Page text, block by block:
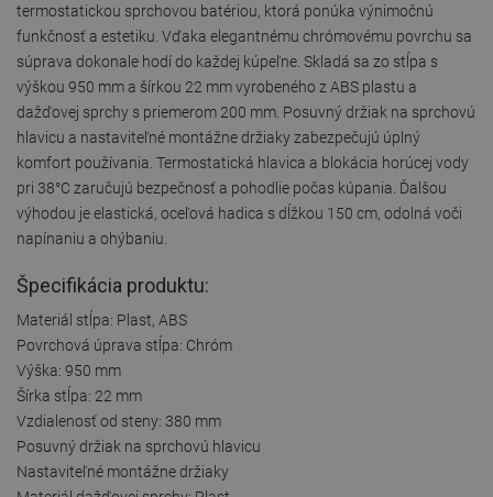
termostatickou sprchovou batériou, ktorá ponúka výnimočnú
funkčnosť a estetiku. Vďaka elegantnému chrómovému povrchu sa
súprava dokonale hodí do každej kúpeľne. Skladá sa zo stĺpa s
výškou 950 mm a šírkou 22 mm vyrobeného z ABS plastu a
dažďovej sprchy s priemerom 200 mm. Posuvný držiak na sprchovú
hlavicu a nastaviteľné montážne držiaky zabezpečujú úplný
komfort používania. Termostatická hlavica a blokácia horúcej vody
pri 38°C zaručujú bezpečnosť a pohodlie počas kúpania. Ďalšou
výhodou je elastická, oceľová hadica s dĺžkou 150 cm, odolná voči
napínaniu a ohýbaniu.
Špecifikácia produktu:
Materiál stĺpa: Plast, ABS
Povrchová úprava stĺpa: Chróm
Výška: 950 mm
Šírka stĺpa: 22 mm
Vzdialenosť od steny: 380 mm
Posuvný držiak na sprchovú hlavicu
Nastaviteľné montážne držiaky